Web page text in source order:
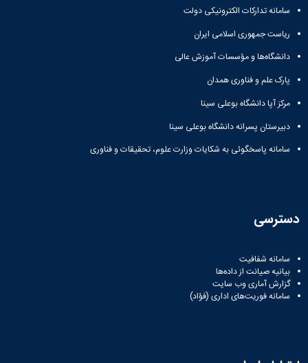
سامانه تدارکات الکترونیکی دولت
ریاست جمهوری اسلامی ایران
دانشگاه‌ها و مؤسسات آموزش عالی
پارک علم و فناوری همدان
مرکز آپا دانشگاه بوعلی سینا
دبیرستان پسرانه دانشگاه بوعلی سینا
سامانه پاسخگوئی به شکایات وزارت علوم، تحقیقات و فناوری
دسترسی
سامانه شفافیت
بیانیه صیانت از داده‌ها
گزارش آماری وب‌ سایت
سامانه فوریت‌های اداری (فؤاد)